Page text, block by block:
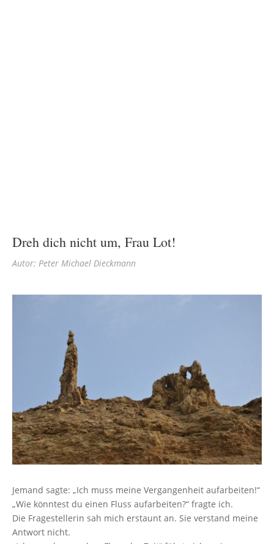
Dreh dich nicht um, Frau Lot!
Autor: Peter Michael Dieckmann
Jemand sagte: „Ich muss meine Vergangenheit aufarbeiten!“
„Wie könntest du einen Fluss aufarbeiten?“ fragte ich.
Die Fragestellerin sah mich erstaunt an. Sie verstand meine
Antwort nicht.